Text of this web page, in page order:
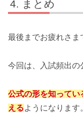
まとめ
最後までお疲れさま
今回は、入試頻出の
公式の形を知ってい
えるようになります